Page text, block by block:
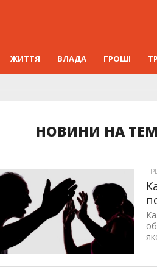
ЖИТТЯ ВЛАДА ГРОШІ
НОВИНИ НА